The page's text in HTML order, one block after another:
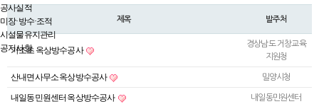
공사실적
미장·방수·조적
시설물유지관리
공지사항
제목 발주처
가조초 옥상방수공사
경상남도 거창교육
지원청
산내면사무소 옥상방수공사 밀양시청
내일동민원센터 옥상방수공사 내일동민원센터